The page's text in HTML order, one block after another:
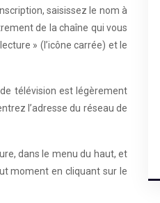
saisissez le nom à
de la chaîne qui vous
» (l’icône carrée) et le
télévision est légèrement
l’adresse du réseau de
dans le menu du haut, et
moment en cliquant sur le